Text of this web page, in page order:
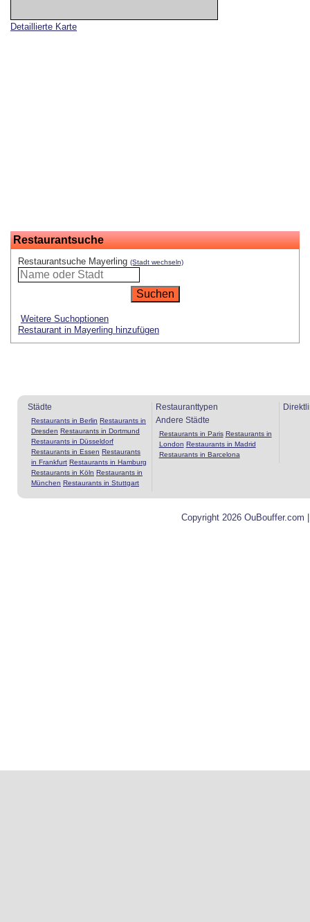
Detaillierte Karte
Restaurantsuche
Restaurantsuche Mayerling (Stadt wechseln)
Weitere Suchoptionen
Restaurant in Mayerling hinzufügen
Städte
Restaurants in Berlin Restaurants in
Dresden Restaurants in Dortmund
Restaurants in Düsseldorf
Restaurants in Essen Restaurants
in Frankfurt Restaurants in Hamburg
Restaurants in Köln Restaurants in
München Restaurants in Stuttgart
Restauranttypen
Andere Städte
Restaurants in Paris Restaurants in
London Restaurants in Madrid
Restaurants in Barcelona
Copyright 2026 OuBouffer.com